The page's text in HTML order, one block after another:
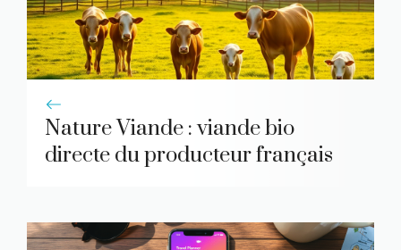
Nature Viande : viande bio
directe du producteur français